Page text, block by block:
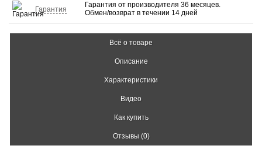
Гарантия
Гарантия от производителя 36 месяцев.
Обмен/возврат в течении 14 дней
Всё о товаре
Описание
Характеристики
Видео
Как купить
Отзывы (0)